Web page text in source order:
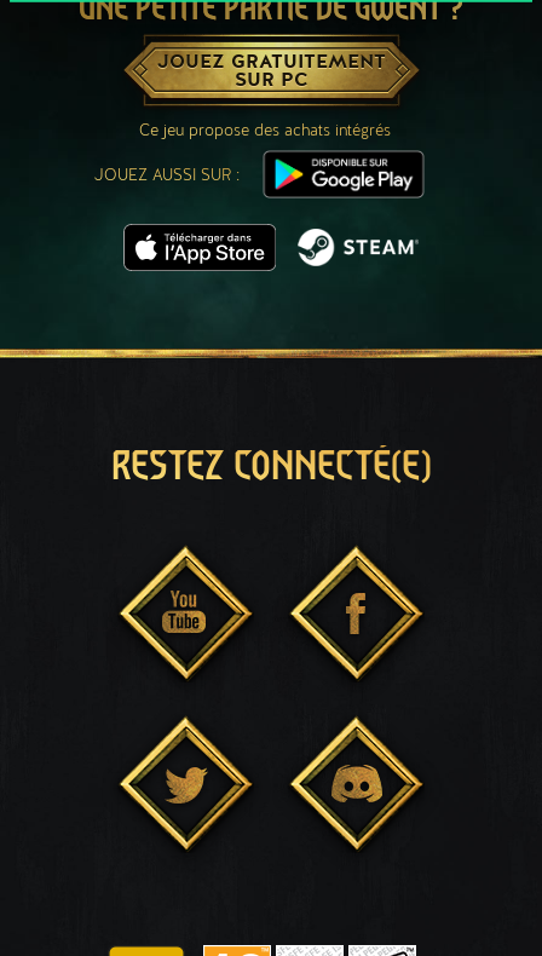
UNE PETITE PARTIE DE GWENT ?
JOUEZ GRATUITEMENT
SUR PC
Ce jeu propose des achats intégrés
JOUEZ AUSSI SUR :
RESTEZ CONNECTÉ(E)